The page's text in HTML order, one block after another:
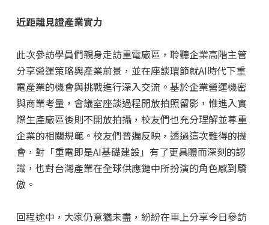
近距離見證產業實力
此次參訪學員們親身走訪重電廠區，聆聽企業高階主管
分享營運策略與產業前景，並在座談環節就AI時代下重
電產業的機會與挑戰進行深入交流。基於企業營運機密
與商業考量，會議室座談過程開放拍照留影，惟進入實
際生產廠區後則不開放拍攝，校友們也充分理解並尊重
企業的相關規範。校友們普遍反映，透過這次難得的機
會，對「重電即是AI基礎建設」有了更具體而深刻的認
識，也對台灣產業在全球供應鏈中所扮演的角色感到驕
傲。
回程途中，大家仍意猶未盡，紛紛在車上分享今日參訪